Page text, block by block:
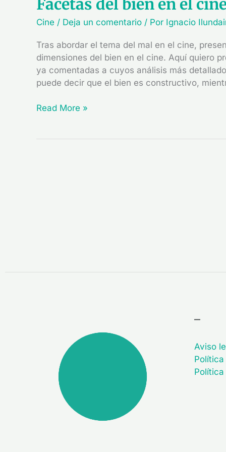
Facetas del bien en el
Cine / Deja un comentario / Por Ignacio
Tras abordar el tema del mal en el cine,
dimensiones del bien en el cine. Aquí quiero
ya comentadas a cuyos análisis más
puede decir que el bien es constructivo,
Read More »
–
Aviso